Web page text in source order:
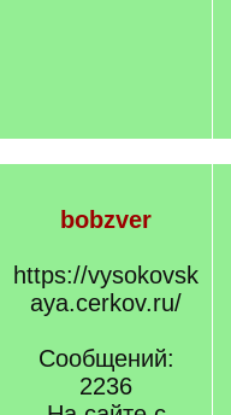
bobzver
https://vysokovsk
aya.cerkov.ru/
Сообщений:
2236